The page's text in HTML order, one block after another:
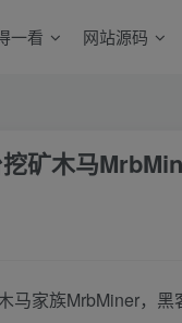
一看 网站源码
矿木马
马家族MrbMiner，